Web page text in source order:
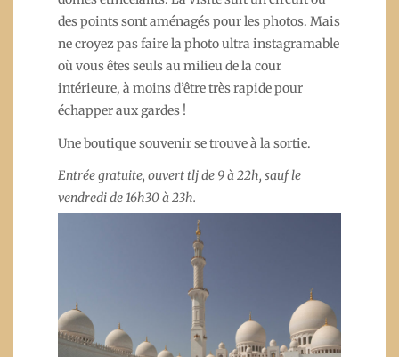
des points sont aménagés pour les photos. Mais
ne croyez pas faire la photo ultra instagramable
où vous êtes seuls au milieu de la cour
intérieure, à moins d’être très rapide pour
échapper aux gardes !
Une boutique souvenir se trouve à la sortie.
Entrée gratuite, ouvert tlj de 9 à 22h, sauf le
vendredi de 16h30 à 23h.